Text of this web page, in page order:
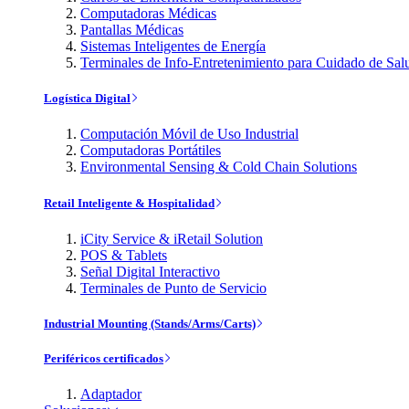
Computadoras Médicas
Pantallas Médicas
Sistemas Inteligentes de Energía
Terminales de Info-Entretenimiento para Cuidado de
Logística Digital
Computación Móvil de Uso Industrial
Computadoras Portátiles
Environmental Sensing & Cold Chain Solutions
Retail Inteligente & Hospitalidad
iCity Service & iRetail Solution
POS & Tablets
Señal Digital Interactivo
Terminales de Punto de Servicio
Industrial Mounting (Stands/Arms/Carts)
Periféricos certificados
Adaptador